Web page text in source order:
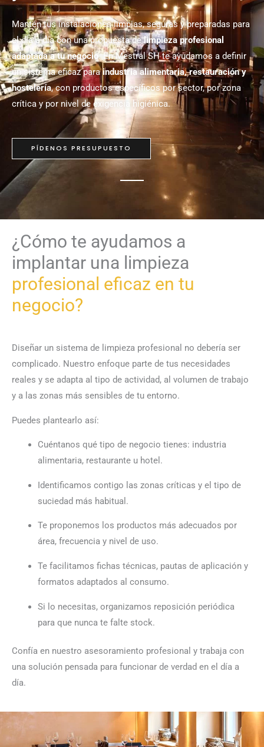
Mantén tus instalaciones limpias, seguras y preparadas para
el día a día con una propuesta delimpieza profesional
adaptada a tu negocio. En Mestral SH te ayudamos a definir
un sistema eficaz paraindustria alimentaria, restauración y
hostelería, con productos específicos por sector, por zona
crítica y por nivel de exigencia higiénica.
PÍDENOS PRESUPUESTO
¿Cómo te ayudamos a
implantar una limpieza
profesional eficaz en tu
negocio?
Diseñar un sistema de limpieza profesional no debería ser
complicado. Nuestro enfoque parte de tus necesidades
reales y se adapta al tipo de actividad, al volumen de trabajo
y a las zonas más sensibles de tu entorno.
Puedes plantearlo así:
Cuéntanos qué tipo de negocio tienes: industria
alimentaria, restaurante u hotel.
Identificamos contigo las zonas críticas y el tipo de
suciedad más habitual.
Te proponemos los productos más adecuados por
área, frecuencia y nivel de uso.
Te facilitamos fichas técnicas, pautas de aplicación y
formatos adaptados al consumo.
Si lo necesitas, organizamos reposición periódica
para que nunca te falte stock.
Confía en nuestro asesoramiento profesional y trabaja con
una solución pensada para funcionar de verdad en el día a
día.